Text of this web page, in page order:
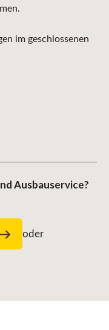
im geschlossenen
Ausbauservice?
oder